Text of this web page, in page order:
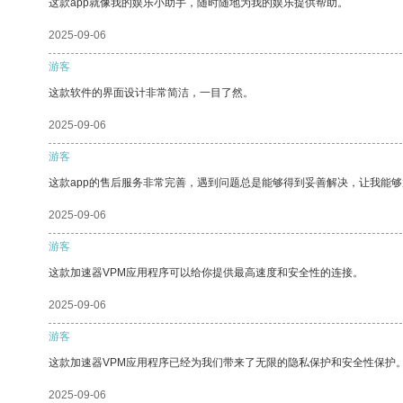
这款app就像我的娱乐小助手，随时随地为我的娱乐提供帮助。
2025-09-06
游客
这款软件的界面设计非常简洁，一目了然。
2025-09-06
游客
这款app的售后服务非常完善，遇到问题总是能够得到妥善解决，让我能够
2025-09-06
游客
这款加速器VPM应用程序可以给你提供最高速度和安全性的连接。
2025-09-06
游客
这款加速器VPM应用程序已经为我们带来了无限的隐私保护和安全性保护。
2025-09-06